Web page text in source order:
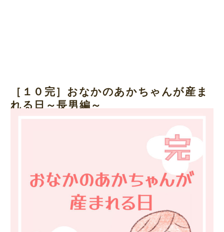
［１０完］おなかのあかちゃんが産ま
れる日～長男編～